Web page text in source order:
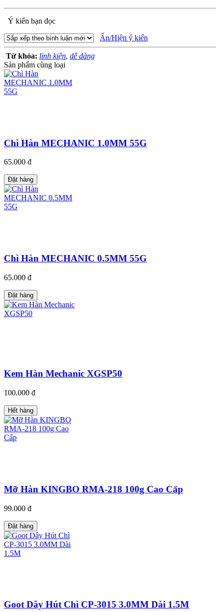
Ý kiến bạn đọc
Ẩn/Hiện ý kiến
Từ khóa: linh kiện, dễ dàng
Sản phẩm cùng loại
Chì Hàn MECHANIC 1.0MM 55G
65.000 đ
Đặt hàng
Chì Hàn MECHANIC 0.5MM 55G
65.000 đ
Đặt hàng
Kem Hàn Mechanic XGSP50
100.000 đ
Hết hàng
Mỡ Hàn KINGBO RMA-218 100g Cao Cấp
99.000 đ
Đặt hàng
Goot Dây Hút Chì CP-3015 3.0MM Dài 1.5M